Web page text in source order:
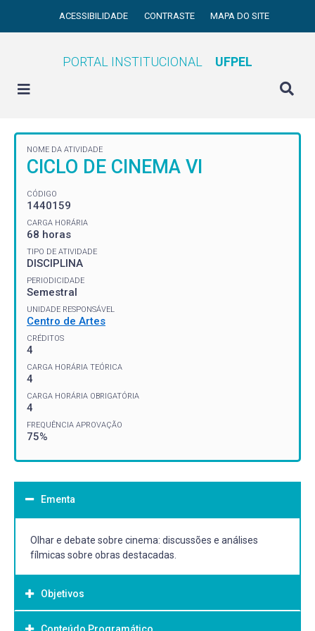
ACESSIBILIDADE CONTRASTE MAPA DO SITE
PORTAL INSTITUCIONAL UFPEL
NOME DA ATIVIDADE
CICLO DE CINEMA VI
CÓDIGO
1440159
CARGA HORÁRIA
68 horas
TIPO DE ATIVIDADE
DISCIPLINA
PERIODICIDADE
Semestral
UNIDADE RESPONSÁVEL
Centro de Artes
CRÉDITOS
4
CARGA HORÁRIA TEÓRICA
4
CARGA HORÁRIA OBRIGATÓRIA
4
FREQUÊNCIA APROVAÇÃO
75%
Ementa
Olhar e debate sobre cinema: discussões e análises
fílmicas sobre obras destacadas.
Objetivos
Conteúdo Programático